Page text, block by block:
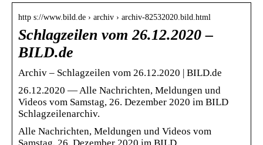
http s://www.bild.de › archiv › archiv-82532020.bild.html
Schlagzeilen vom 26.12.2020 –
BILD.de
Archiv – Schlagzeilen vom 26.12.2020 | BILD.de
26.12.2020 — Alle Nachrichten, Meldungen und
Videos vom Samstag, 26. Dezember 2020 im BILD
Schlagzeilenarchiv.
Alle Nachrichten, Meldungen und Videos vom